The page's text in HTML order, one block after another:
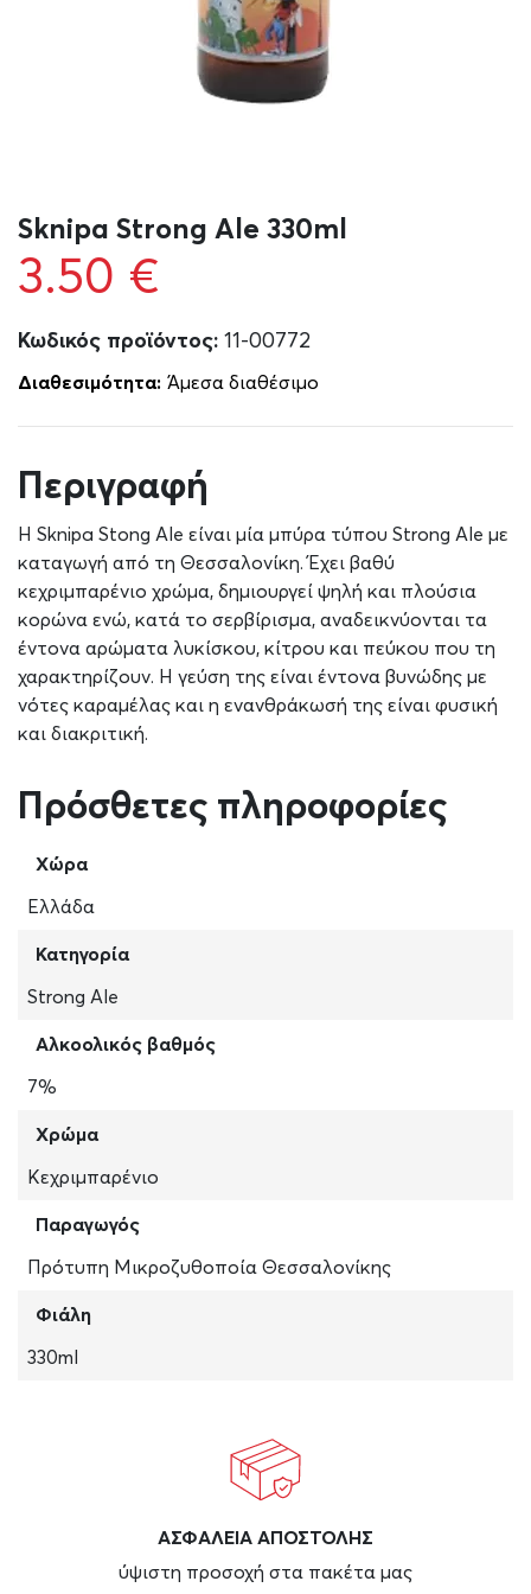
Sknipa Strong Ale 330ml
3.50 €
Κωδικός προϊόντος: 11-00772
Διαθεσιμότητα: Άμεσα διαθέσιμο
Περιγραφή
Η Sknipa Stong Ale είναι μία μπύρα τύπου Strong Ale με
καταγωγή από τη Θεσσαλονίκη. Έχει βαθύ
κεχριμπαρένιο χρώμα, δημιουργεί ψηλή και πλούσια
κορώνα ενώ, κατά το σερβίρισμα, αναδεικνύονται τα
έντονα αρώματα λυκίσκου, κίτρου και πεύκου που τη
χαρακτηρίζουν. Η γεύση της είναι έντονα βυνώδης με
νότες καραμέλας και η ενανθράκωσή της είναι φυσική
και διακριτική.
Πρόσθετες πληροφορίες
Χώρα
Ελλάδα
Κατηγορία
Strong Ale
Αλκοολικός βαθμός
7%
Χρώμα
Κεχριμπαρένιο
Παραγωγός
Πρότυπη Μικροζυθοποία Θεσσαλονίκης
Φιάλη
330ml
ΑΣΦAΛΕΙΑ ΑΠΟΣΤΟΛΗΣ
ύψιστη προσοχή στα πακέτα μας